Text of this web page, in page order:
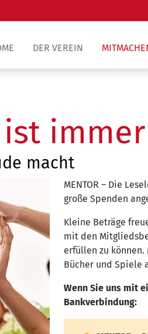
DER VEREIN
macht
MENTOR – Die
große Spenden
Kleine Beträge
mit den
erfüllen zu
Bücher und Spiele
Wenn Sie uns mit
Bankverbindung: